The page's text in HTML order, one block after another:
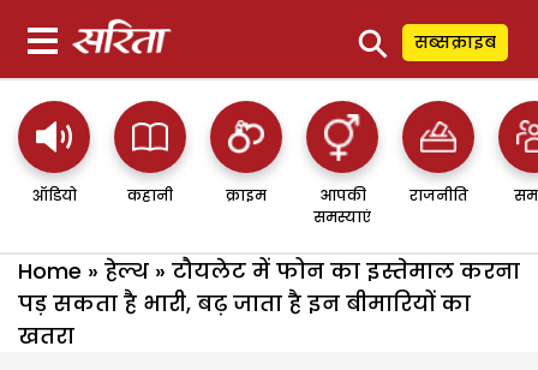
⚲ सब्सक्राइब
ऑडियो कहानी क्राइम
आपकी
समस्याएं
राजनीति
Home » हेल्थ » टौयलेट में फोन का इस्तेमाल करना
पड़ सकता है भारी, बढ़ जाता है इन बीमारियों का
खतरा